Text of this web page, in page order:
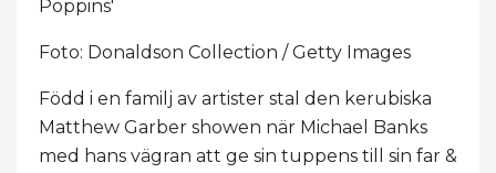
Poppins'
Foto: Donaldson Collection / Getty Images
Född i en familj av artister stal den kerubiska
Matthew Garber showen när Michael Banks
med hans vägran att ge sin tuppens till sin far &